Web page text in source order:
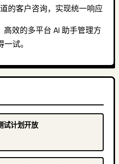
的客户咨询，实现统一响应
效的多平台 AI 助手管理方
试。
试计划开放